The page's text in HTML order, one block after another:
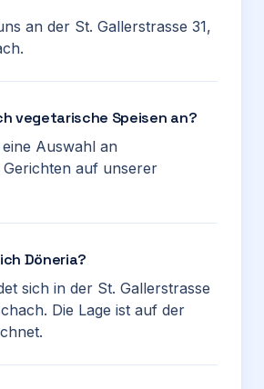
an der St. Gallerstrasse 31,
vegetarische Speisen an?
Auswahl an
auf unserer
Döneria?
sich in der St. Gallerstrasse
Die Lage ist auf der